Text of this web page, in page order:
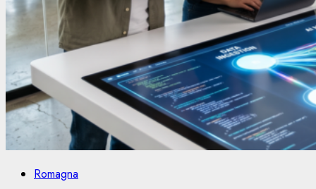
Romagna